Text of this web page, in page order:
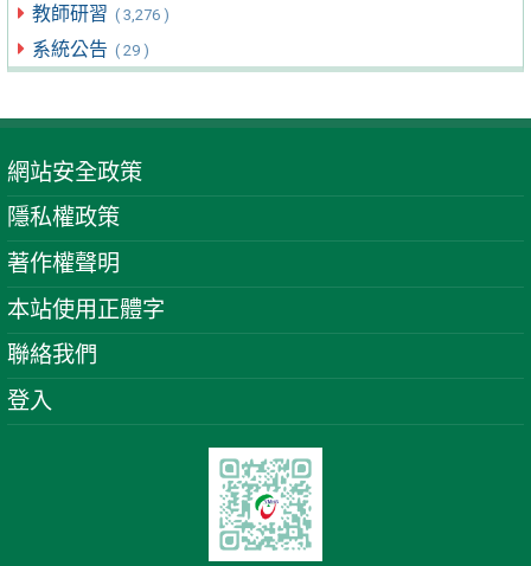
教師研習 ( 3,276 )
系統公告 ( 29 )
網站安全政策
隱私權政策
著作權聲明
本站使用正體字
聯絡我們
登入